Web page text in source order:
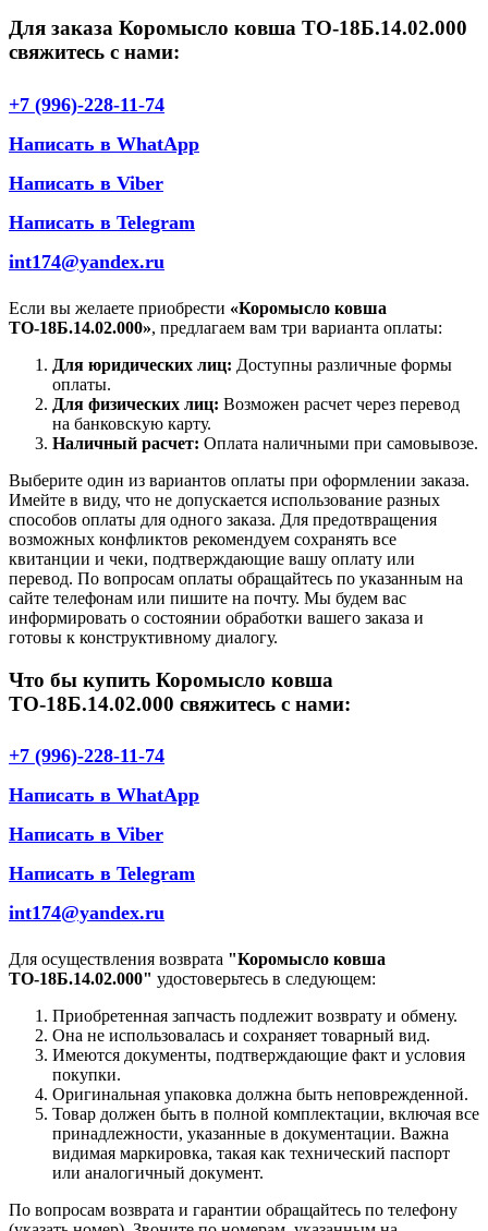
Для заказа Коромысло ковша ТО-18Б.14.02.000
свяжитесь с нами:
+7 (996)-228-11-74
Написать в WhatApp
Написать в Viber
Написать в Telegram
int174@yandex.ru
Если вы желаете приобрести «Коромысло ковша
ТО-18Б.14.02.000», предлагаем вам три варианта оплаты:
Для юридических лиц: Доступны различные формы
оплаты.
Для физических лиц: Возможен расчет через перевод
на банковскую карту.
Наличный расчет: Оплата наличными при самовывозе.
Выберите один из вариантов оплаты при оформлении заказа.
Имейте в виду, что не допускается использование разных
способов оплаты для одного заказа. Для предотвращения
возможных конфликтов рекомендуем сохранять все
квитанции и чеки, подтверждающие вашу оплату или
перевод. По вопросам оплаты обращайтесь по указанным на
сайте телефонам или пишите на почту. Мы будем вас
информировать о состоянии обработки вашего заказа и
готовы к конструктивному диалогу.
Что бы купить Коромысло ковша
ТО-18Б.14.02.000 свяжитесь с нами:
+7 (996)-228-11-74
Написать в WhatApp
Написать в Viber
Написать в Telegram
int174@yandex.ru
Для осуществления возврата "Коромысло ковша
ТО-18Б.14.02.000" удостоверьтесь в следующем:
Приобретенная запчасть подлежит возврату и обмену.
Она не использовалась и сохраняет товарный вид.
Имеются документы, подтверждающие факт и условия
покупки.
Оригинальная упаковка должна быть неповрежденной.
Товар должен быть в полной комплектации, включая все
принадлежности, указанные в документации. Важна
видимая маркировка, такая как технический паспорт
или аналогичный документ.
По вопросам возврата и гарантии обращайтесь по телефону